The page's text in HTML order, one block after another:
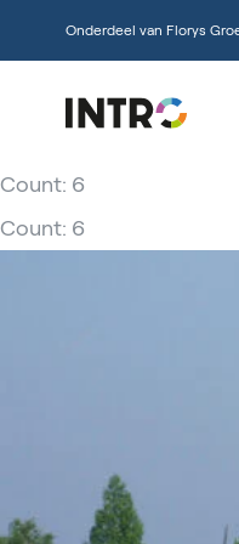
Count: 6
Count: 6
Onderdeel van Florys